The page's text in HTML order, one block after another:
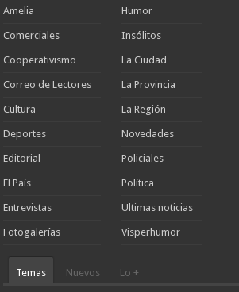
Amelia
Comerciales
Cooperativismo
Correo de Lectores
Cultura
Deportes
Editorial
El País
Entrevistas
Fotogalerías
Humor
Insólitos
La Ciudad
La Provincia
La Región
Novedades
Policiales
Política
Ultimas noticias
Visperhumor
Temas Nuevos Lo +